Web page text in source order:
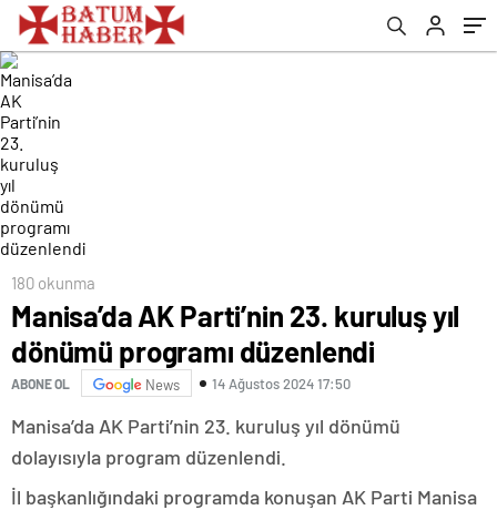
180 okunma
Manisa’da AK Parti’nin 23. kuruluş yıl
dönümü programı düzenlendi
ABONE OL News 14 Ağustos 2024 17:50
Manisa’da AK Parti’nin 23. kuruluş yıl dönümü
dolayısıyla program düzenlendi.
İl başkanlığındaki programda konuşan AK Parti Manisa